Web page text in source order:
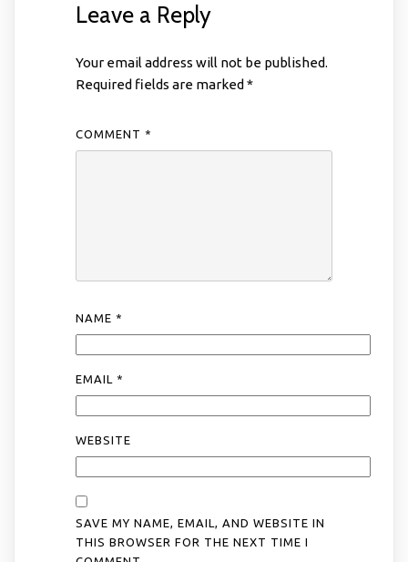
Leave a Reply
Your email address will not be published.
Required fields are marked *
COMMENT *
NAME *
EMAIL *
WEBSITE
SAVE MY NAME, EMAIL, AND WEBSITE IN
THIS BROWSER FOR THE NEXT TIME I